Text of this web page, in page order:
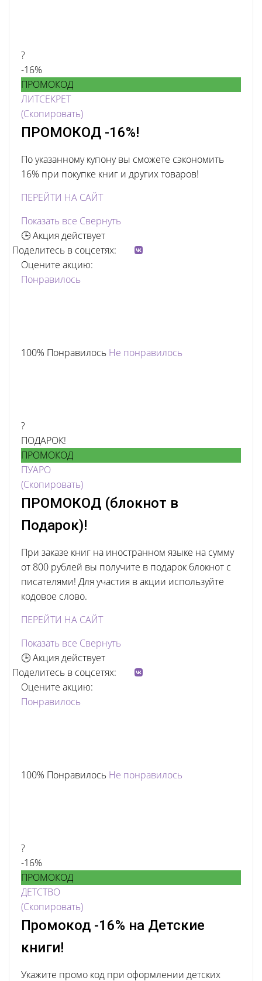
?
-16%
ПРОМОКОД
ЛИТСЕКРЕТ
(Скопировать)
ПРОМОКОД -16%!
По указанному купону вы сможете сэкономить
16% при покупке книг и других товаров!
ПЕРЕЙТИ НА САЙТ
Показать все Свернуть
🕒 Акция действует
Поделитесь в соцсетях:
Оцените акцию:
Понравилось
100% Понравилось Не понравилось
?
ПОДАРОК!
ПРОМОКОД
ПУАРО
(Скопировать)
ПРОМОКОД (блокнот в
Подарок)!
При заказе книг на иностранном языке на сумму
от 800 рублей вы получите в подарок блокнот с
писателями! Для участия в акции используйте
кодовое слово.
ПЕРЕЙТИ НА САЙТ
Показать все Свернуть
🕒 Акция действует
Поделитесь в соцсетях:
Оцените акцию:
Понравилось
100% Понравилось Не понравилось
?
-16%
ПРОМОКОД
ДЕТСТВО
(Скопировать)
Промокод -16% на Детские
книги!
Укажите промо код при оформлении детских